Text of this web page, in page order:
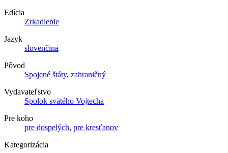
Edícia
Zrkadlenie
Jazyk
slovenčina
Pôvod
Spojené štáty, zahraničný
Vydavateľstvo
Spolok svätého Vojtecha
Pre koho
pre dospelých, pre kresťanov
Kategorizácia